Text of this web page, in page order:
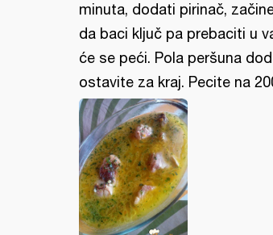
minuta, dodati pirinač,
da baci ključ pa prebaciti u
će se peći. Pola peršuna
ostavite za kraj. Pecite na